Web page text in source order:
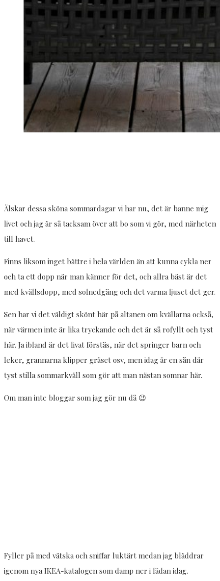
Älskar dessa sköna sommardagar vi har nu, det är banne mig
livet och jag är så tacksam över att bo som vi gör, med närheten
till havet.
Finns liksom inget bättre i hela världen än att kunna cykla ner
och ta ett dopp när man känner för det, och allra bäst är det
med kvällsdopp, med solnedgång och det varma ljuset det ger.
Sen har vi det väldigt skönt här på altanen om kvällarna också,
när värmen inte är lika tryckande och det är så rofyllt och tyst
här. Ja ibland är det livat förstås, när det springer barn och
leker, grannarna klipper gräset osv, men idag är en sån där
tyst stilla sommarkväll som gör att man nästan somnar här.
Om man inte bloggar som jag gör nu då 😉
Fyller på med vätska och sniffar luktärt medan jag bläddrar
igenom nya IKEA-katalogen som damp ner i lådan idag.